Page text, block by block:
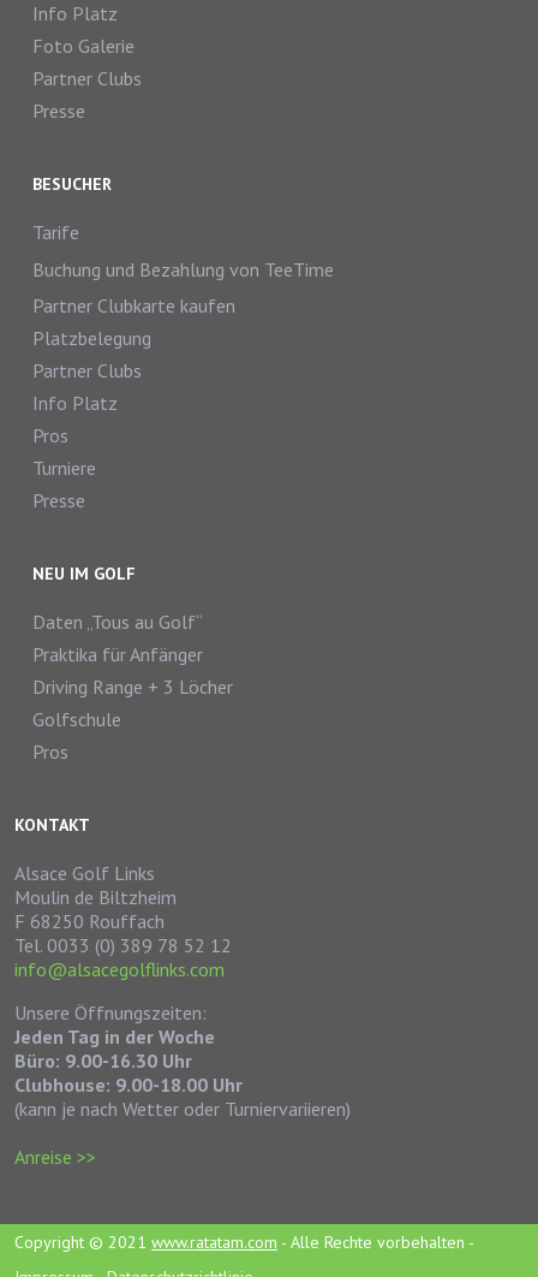
Info Platz
Foto Galerie
Partner Clubs
Presse
BESUCHER
Tarife
Buchung und Bezahlung von TeeTime
Partner Clubkarte kaufen
Platzbelegung
Partner Clubs
Info Platz
Pros
Turniere
Presse
NEU IM GOLF
Daten „Tous au Golf“
Praktika für Anfänger
Driving Range + 3 Löcher
Golfschule
Pros
KONTAKT
Alsace Golf Links
Moulin de Biltzheim
F 68250 Rouffach
Tel. 0033 (0) 389 78 52 12
info@alsacegolflinks.com
Unsere Öffnungszeiten:
Jeden Tag in der Woche
Büro: 9.00-16.30 Uhr
Clubhouse: 9.00-18.00 Uhr
(kann je nach Wetter oder Turniervariieren)
Anreise >>
Copyright © 2021 www.ratatam.com - Alle Rechte vorbehalten -